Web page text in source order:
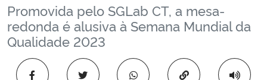
Ministério da Cidadania
Ministério da Saúde
Ministério de Minas e Energia
Promovida pelo SGLab CT, a mesa-
redonda é alusiva à Semana Mundial da
Qualidade 2023
Copiar para área